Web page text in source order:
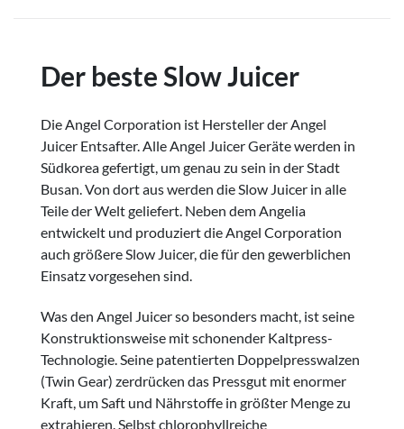
Der beste Slow Juicer
Die Angel Corporation ist Hersteller der Angel
Juicer Entsafter. Alle Angel Juicer Geräte werden in
Südkorea gefertigt, um genau zu sein in der Stadt
Busan. Von dort aus werden die Slow Juicer in alle
Teile der Welt geliefert. Neben dem Angelia
entwickelt und produziert die Angel Corporation
auch größere Slow Juicer, die für den gewerblichen
Einsatz vorgesehen sind.
Was den Angel Juicer so besonders macht, ist seine
Konstruktionsweise mit schonender Kaltpress-
Technologie. Seine patentierten Doppelpresswalzen
(Twin Gear) zerdrücken das Pressgut mit enormer
Kraft, um Saft und Nährstoffe in größter Menge zu
extrahieren. Selbst chlorophyllreiche